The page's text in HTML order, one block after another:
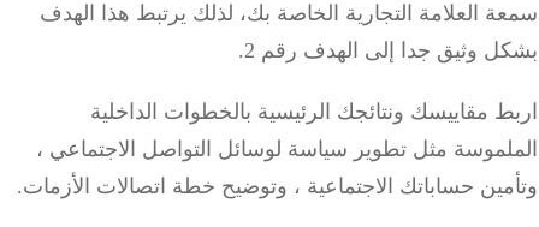
العلامة التجارية الخاصة بك، لذلك يرتبط هذا الهدف
وثيق جدا إلى الهدف رقم 2.
مقاييسك ونتائجك الرئيسية بالخطوات الداخلية
مثل تطوير سياسة لوسائل التواصل الاجتماعي ،
حساباتك الاجتماعية ، وتوضيح خطة اتصالات الأزمات.